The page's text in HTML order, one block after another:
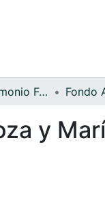
Archivo del Patrimonio Fotográfico y Fílmico del Valle del Cauca
y